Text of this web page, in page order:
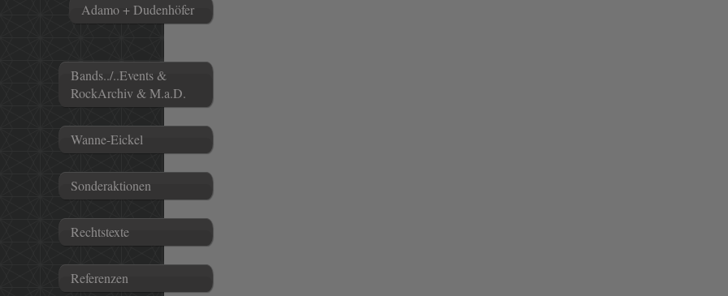
Adamo + Dudenhöfer
Bands../..Events &
RockArchiv & M.a.D.
Wanne-Eickel
Sonderaktionen
Rechtstexte
Referenzen